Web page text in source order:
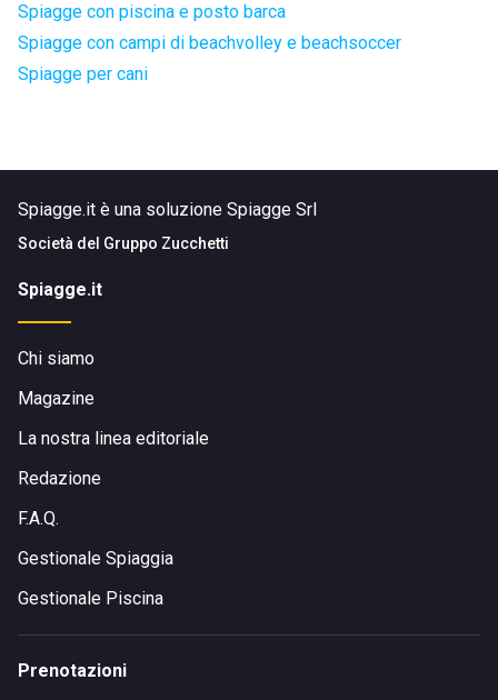
Spiagge con piscina e posto barca
Spiagge con campi di beachvolley e beachsoccer
Spiagge per cani
Spiagge.it è una soluzione Spiagge Srl
Società del Gruppo Zucchetti
Spiagge.it
Chi siamo
Magazine
La nostra linea editoriale
Redazione
F.A.Q.
Gestionale Spiaggia
Gestionale Piscina
Prenotazioni